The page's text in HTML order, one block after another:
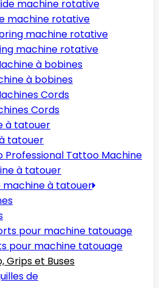
machine rotative
machine rotative
à bobines
Cords
à tatouer
tatouer
Professional Tattoo Machine
à tatouer
machine à tatouer
pour machine tatouage
Grips et Buses
de